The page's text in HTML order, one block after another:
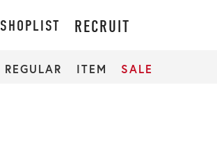
SHOPLIST RECRUIT
REGULAR ITEM SALE